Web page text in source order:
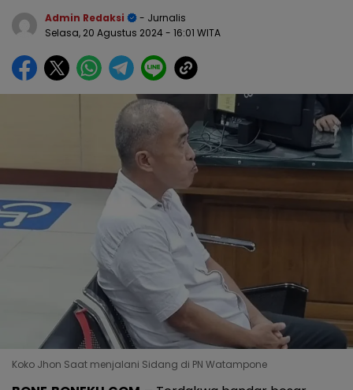
Admin Redaksi
- Jurnalis
Selasa, 20 Agustus 2024 - 16:01 WITA
Koko Jhon Saat menjalani Sidang di PN Watampone